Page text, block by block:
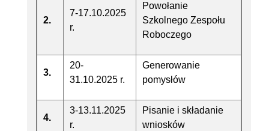
2.
7-17.10.2025
r.
Powołanie
Szkolnego Zespołu
Roboczego
3.
20-
31.10.2025 r.
Generowanie
pomysłów
4.
3-13.11.2025
r.
Pisanie i składanie
wniosków